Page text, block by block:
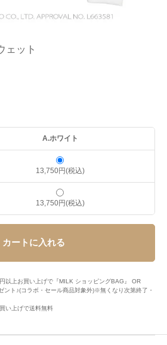
ェット
A.ホワイト
13,750円(税込)
13,750円(税込)
カートに入れる
以上お買い上げで『MILK ショッピングBAG』 OR
ント♪(コラボ・セール商品対象外)※無くなり次第終了・
い上げで送料無料